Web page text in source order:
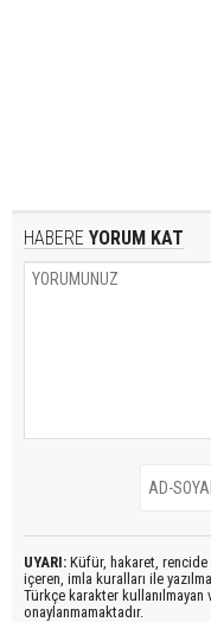
HABERE YORUM KAT
UYARI: Küfür, hakaret, rencide
içeren, imla kuralları ile
Türkçe karakter kullanılmayan
onaylanmamaktadır.